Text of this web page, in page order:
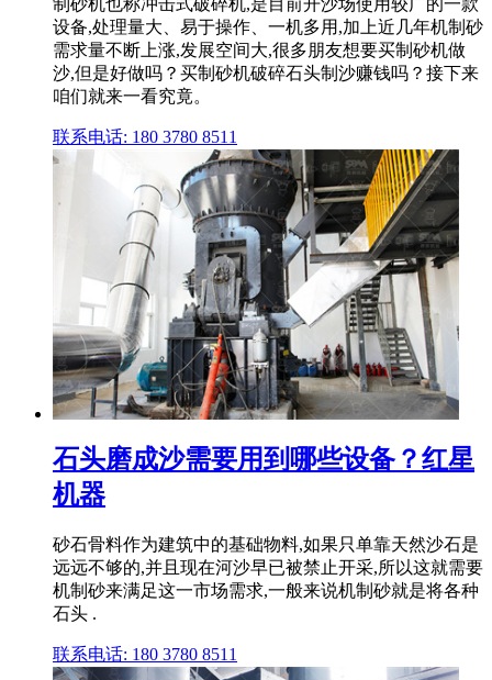
制砂机也称冲击式破碎机,是目前开沙场使用较广的一款
设备,处理量大、易于操作、一机多用,加上近几年机制砂
需求量不断上涨,发展空间大,很多朋友想要买制砂机做
沙,但是好做吗？买制砂机破碎石头制沙赚钱吗？接下来
咱们就来一看究竟。
联系电话: 180 3780 8511
石头磨成沙需要用到哪些设备？红星
机器
砂石骨料作为建筑中的基础物料,如果只单靠天然沙石是
远远不够的,并且现在河沙早已被禁止开采,所以这就需要
机制砂来满足这一市场需求,一般来说机制砂就是将各种
石头 .
联系电话: 180 3780 8511